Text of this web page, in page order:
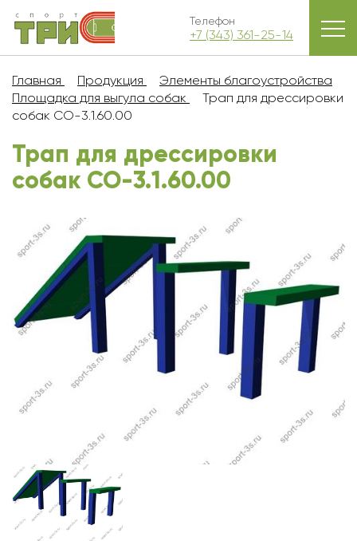
Телефон
+7 (343) 361-25-14
Главная Продукция
Элементы благоустройства
Площадка для выгула собак
Трап для дрессировки
собак СО-3.1.60.00
Трап для дрессировки
собак СО-3.1.60.00